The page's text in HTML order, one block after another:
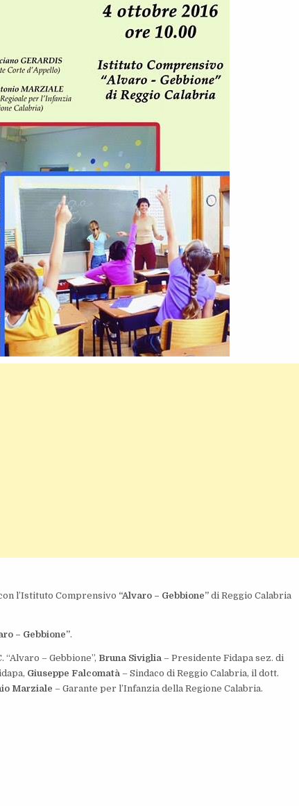
l’Istituto Comprensivo “Alvaro – Gebbione” di Reggio Calabria
– Gebbione”.
“Alvaro – Gebbione”, Bruna Siviglia – Presidente Fidapa sez. di
Giuseppe Falcomatà – Sindaco di Reggio Calabria, il dott.
Marziale – Garante per l’Infanzia della Regione Calabria.